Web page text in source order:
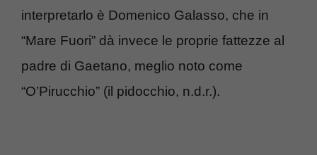
interpretarlo è Domenico Galasso, che in
“Mare Fuori” dà invece le proprie fattezze al
padre di Gaetano, meglio noto come
“O’Pirucchio” (il pidocchio, n.d.r.).